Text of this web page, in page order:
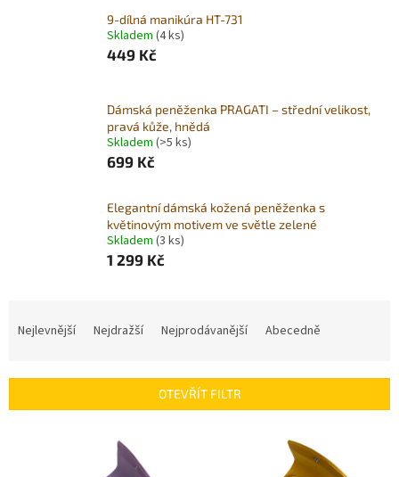
9-dílná manikúra HT-731
Skladem (4 ks)
449 Kč
Dámská peněženka PRAGATI – střední velikost,
pravá kůže, hnědá
Skladem (>5 ks)
699 Kč
Elegantní dámská kožená peněženka s
květinovým motivem ve světle zelené
Skladem (3 ks)
1 299 Kč
í
Nejlevnější Nejdražší Nejprodávanější Abecedně
OTEVŘÍT FILTR